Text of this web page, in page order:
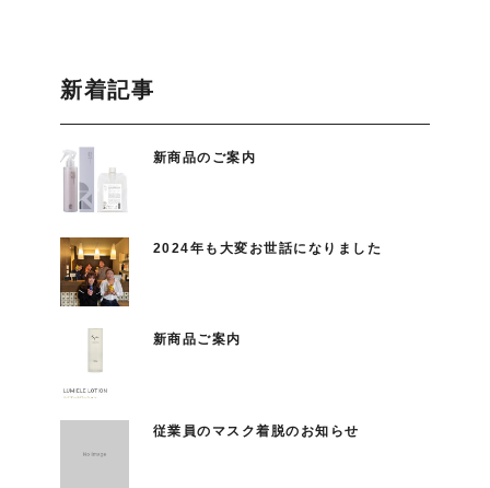
新着記事
新商品のご案内
2024年も大変お世話になりました
新商品ご案内
従業員のマスク着脱のお知らせ